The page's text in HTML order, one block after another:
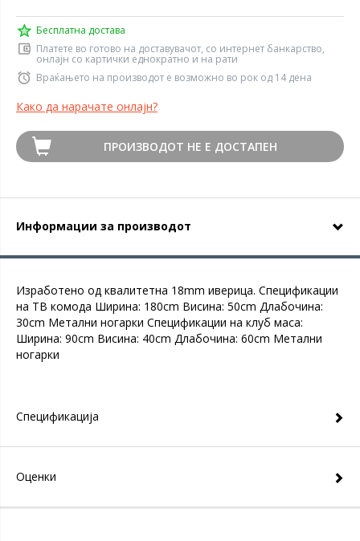
Бесплатна достава
Платете во готово на доставувачот, со интернет банкарство,
онлајн со картички еднократно и на рати
Враќањето на производот е возможно во рок од 14 дена
Како да нарачате онлајн?
ПРОИЗВОДОТ НЕ Е ДОСТАПЕН
Информации за производот
Изработено од квалитетна 18mm иверица. Спецификации
на ТВ комода Ширина: 180cm Висина: 50cm Длабочина:
30cm Метални ногарки Спецификации на клуб маса:
Ширина: 90cm Висина: 40cm Длабочина: 60cm Метални
ногарки
Спецификација
Оценки